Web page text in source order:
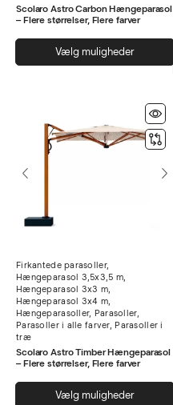
Scolaro Astro Carbon Hængeparasol
– Flere størrelser, Flere farver
Vælg muligheder
Firkantede parasoller,
Hængeparasol 3,5x3,5 m,
Hængeparasol 3x3 m,
Hængeparasol 3x4 m,
Hængeparasoller, Parasoller,
Parasoller i alle farver, Parasoller i
træ
Scolaro Astro Timber Hængeparasol
– Flere størrelser, Flere farver
Vælg muligheder